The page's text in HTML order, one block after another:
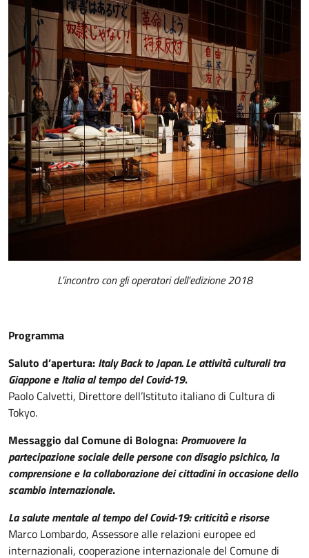
L’incontro con gli operatori dell’edizione 2018
Programma
Saluto d’apertura: Italy Back to Japan. Le attività culturali tra
Giappone e Italia al tempo del Covid-19.
Paolo Calvetti, Direttore dell’Istituto italiano di Cultura di
Tokyo.
Messaggio dal Comune di Bologna: Promuovere la
partecipazione sociale delle persone con disagio psichico, la
comprensione e la collaborazione dei cittadini in occasione dello
scambio internazionale.
La salute mentale al tempo del Covid-19: criticità e risorse
Marco Lombardo, Assessore alle relazioni europee ed
internazionali, cooperazione internazionale del Comune di